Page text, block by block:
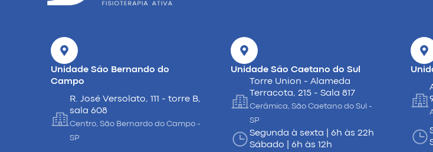
Unidade São Bernando do
Campo
R. José Versolato, 111 - torre B,
sala 608
Centro, São Bernardo do Campo -
SP
Unidade São Caetano do Sul
Torre Union - Alameda
Terracota, 215 - Sala 817
Cerâmica, São Caetano do Sul -
SP
Segunda à sexta | 6h às 22h
Sábado | 6h às 12h